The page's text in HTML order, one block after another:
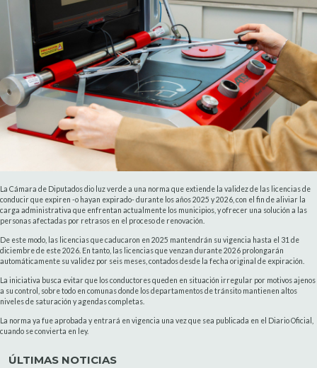
La Cámara de Diputados dio luz verde a una norma que extiende la validez de las licencias de
conducir que expiren -o hayan expirado- durante los años 2025 y 2026, con el fin de aliviar la
carga administrativa que enfrentan actualmente los municipios, y ofrecer una solución a las
personas afectadas por retrasos en el proceso de renovación.
De este modo, las licencias que caducaron en 2025 mantendrán su vigencia hasta el 31 de
diciembre de este 2026. En tanto, las licencias que venzan durante 2026 prolongarán
automáticamente su validez por seis meses, contados desde la fecha original de expiración.
La iniciativa busca evitar que los conductores queden en situación irregular por motivos ajenos
a su control, sobre todo en comunas donde los departamentos de tránsito mantienen altos
niveles de saturación y agendas completas.
La norma ya fue aprobada y entrará en vigencia una vez que sea publicada en el Diario Oficial,
cuando se convierta en ley.
ÚLTIMAS NOTICIAS